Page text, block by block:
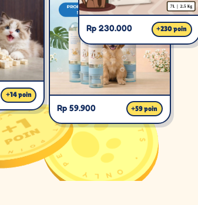
Rp 230.000 +230poin
+14poin
Rp 59.900 +59poin